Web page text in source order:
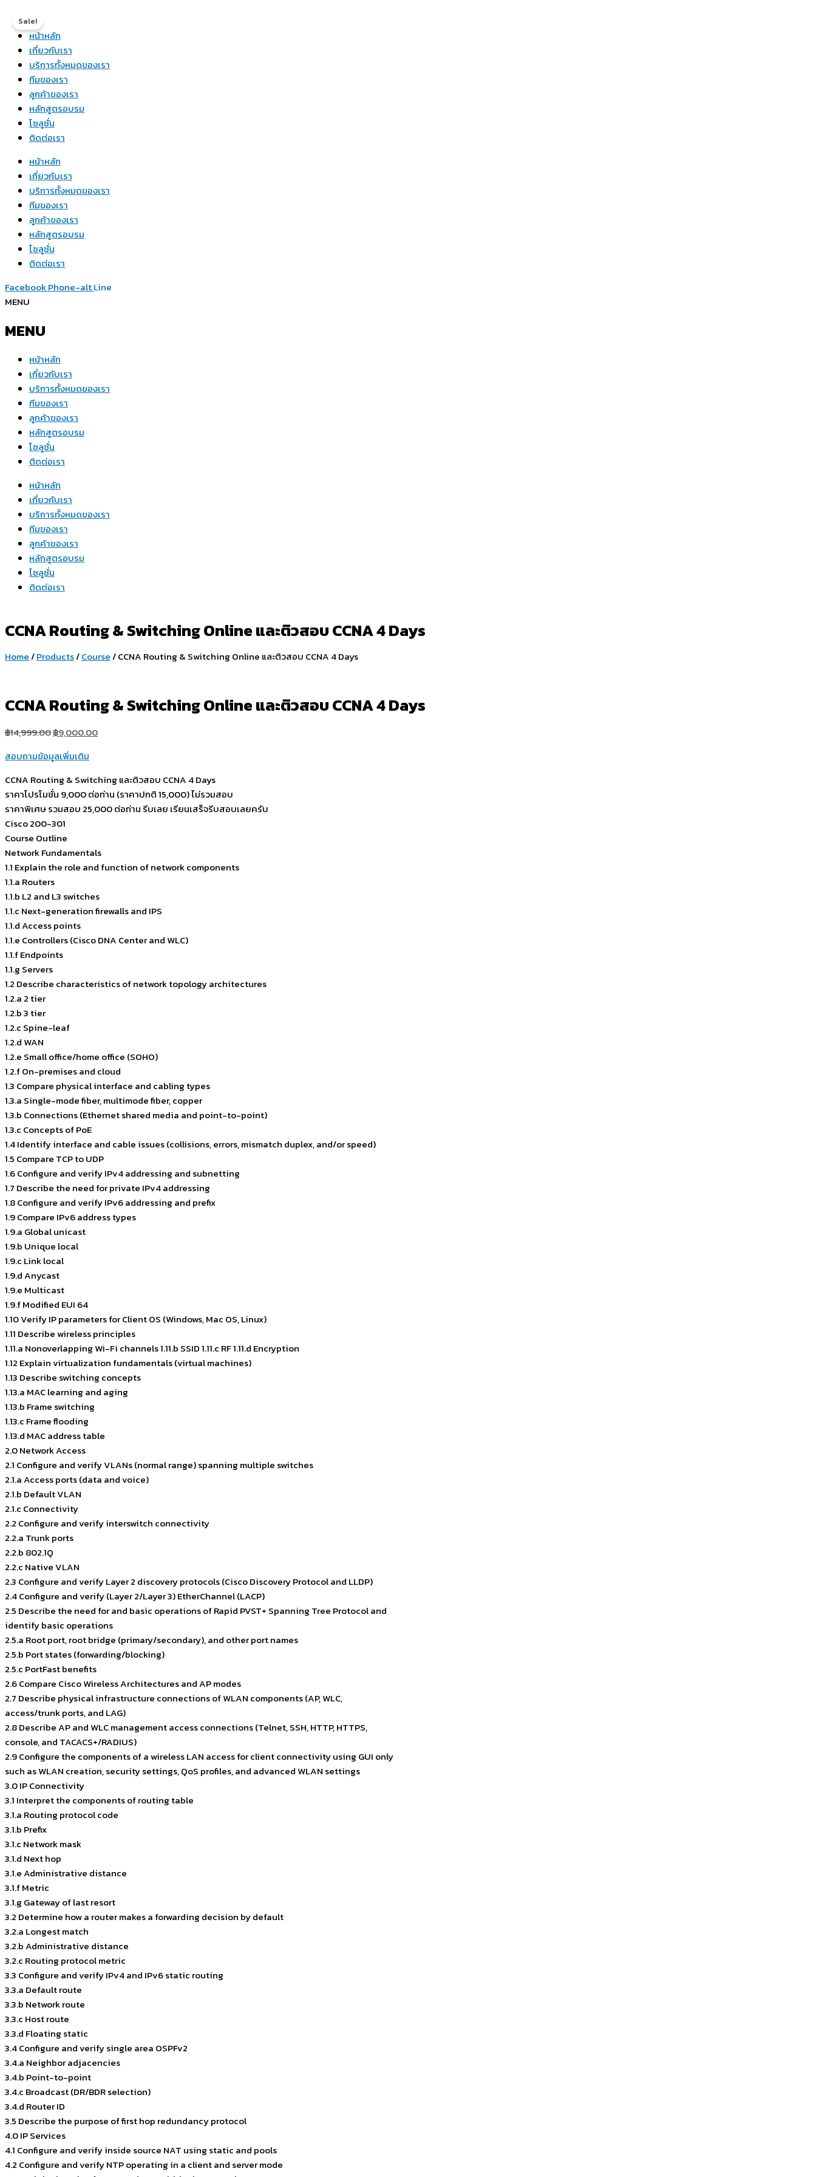
contentหน้าหลัก
เกี่ยวกับเรา
บริการทั้งหมดของเรา
ทีมของเรา
ลูกค้าของเรา
หลักสูตรอบรม
โซลูชั่น
ติดต่อเรา
หน้าหลัก
เกี่ยวกับเรา
บริการทั้งหมดของเรา
ทีมของเรา
ลูกค้าของเรา
หลักสูตรอบรม
โซลูชั่น
ติดต่อเรา
FacebookPhone-altLine
MENU
MENU
หน้าหลัก
เกี่ยวกับเรา
บริการทั้งหมดของเรา
ทีมของเรา
ลูกค้าของเรา
หลักสูตรอบรม
โซลูชั่น
ติดต่อเรา
หน้าหลัก
เกี่ยวกับเรา
บริการทั้งหมดของเรา
ทีมของเรา
ลูกค้าของเรา
หลักสูตรอบรม
โซลูชั่น
ติดต่อเรา
CCNA Routing & Switching Online และติวสอบ CCNA 4 Days
Home/Products/Course/ CCNA Routing & Switching Online และติวสอบ CCNA 4 Days
Sale!
CCNA Routing & Switching Online และติวสอบ CCNA 4 Days
฿14,999.00
was:
฿14,999.00.
฿9,000.00
สอบถามข้อมูลเพิ่มเติม
CCNA Routing & Switching และติวสอบ CCNA 4 Days
ราคาโปรโมชั่น 9,000 ต่อท่าน (ราคาปกติ 15,000) ไม่รวมสอบ
ราคาพิเศษ รวมสอบ 25,000 ต่อท่าน รีบเลย เรียนเสร็จรีบสอบเลยครับ
Cisco 200-301
Course Outline
Network Fundamentals
1.1 Explain the role and function of network components
1.1.a Routers
1.1.b L2 and L3 switches
1.1.c Next-generation firewalls and IPS
1.1.d Access points
1.1.e Controllers (Cisco DNA Center and WLC)
1.1.f Endpoints
1.1.g Servers
1.2 Describe characteristics of network topology architectures
1.2.a 2 tier
1.2.b 3 tier
1.2.c Spine-leaf
1.2.d WAN
1.2.e Small office/home office (SOHO)
1.2.f On-premises and cloud
1.3 Compare physical interface and cabling types
1.3.a Single-mode fiber, multimode fiber, copper
1.3.b Connections (Ethernet shared media and point-to-point)
1.3.c Concepts of PoE
1.4 Identify interface and cable issues (collisions, errors, mismatch duplex, and/or speed)
1.5 Compare TCP to UDP
1.6 Configure and verify IPv4 addressing and subnetting
1.7 Describe the need for private IPv4 addressing
1.8 Configure and verify IPv6 addressing and prefix
1.9 Compare IPv6 address types
1.9.a Global unicast
1.9.b Unique local
1.9.c Link local
1.9.d Anycast
1.9.e Multicast
1.9.f Modified EUI 64
1.10 Verify IP parameters for Client OS (Windows, Mac OS, Linux)
1.11 Describe wireless principles
1.11.a Nonoverlapping Wi-Fi channels 1.11.b SSID 1.11.c RF 1.11.d Encryption
1.12 Explain virtualization fundamentals (virtual machines)
1.13 Describe switching concepts
1.13.a MAC learning and aging
1.13.b Frame switching
1.13.c Frame flooding
1.13.d MAC address table
2.0 Network Access
2.1 Configure and verify VLANs (normal range) spanning multiple switches
2.1.a Access ports (data and voice)
2.1.b Default VLAN
2.1.c Connectivity
2.2 Configure and verify interswitch connectivity
2.2.a Trunk ports
2.2.b 802.1Q
2.2.c Native VLAN
2.3 Configure and verify Layer 2 discovery protocols (Cisco Discovery Protocol and LLDP)
2.4 Configure and verify (Layer 2/Layer 3) EtherChannel (LACP)
2.5 Describe the need for and basic operations of Rapid PVST+ Spanning Tree Protocol and
identify basic operations
2.5.a Root port, root bridge (primary/secondary), and other port names
2.5.b Port states (forwarding/blocking)
2.5.c PortFast benefits
2.6 Compare Cisco Wireless Architectures and AP modes
2.7 Describe physical infrastructure connections of WLAN components (AP, WLC,
access/trunk ports, and LAG)
2.8 Describe AP and WLC management access connections (Telnet, SSH, HTTP, HTTPS,
console, and TACACS+/RADIUS)
2.9 Configure the components of a wireless LAN access for client connectivity using GUI only
such as WLAN creation, security settings, QoS profiles, and advanced WLAN settings
3.0 IP Connectivity
3.1 Interpret the components of routing table
3.1.a Routing protocol code
3.1.b Prefix
3.1.c Network mask
3.1.d Next hop
3.1.e Administrative distance
3.1.f Metric
3.1.g Gateway of last resort
3.2 Determine how a router makes a forwarding decision by default
3.2.a Longest match
3.2.b Administrative distance
3.2.c Routing protocol metric
3.3 Configure and verify IPv4 and IPv6 static routing
3.3.a Default route
3.3.b Network route
3.3.c Host route
3.3.d Floating static
3.4 Configure and verify single area OSPFv2
3.4.a Neighbor adjacencies
3.4.b Point-to-point
3.4.c Broadcast (DR/BDR selection)
3.4.d Router ID
3.5 Describe the purpose of first hop redundancy protocol
4.0 IP Services
4.1 Configure and verify inside source NAT using static and pools
4.2 Configure and verify NTP operating in a client and server mode